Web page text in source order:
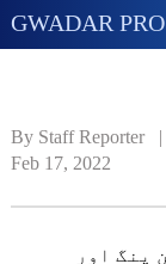
GWADAR PRO
By Staff Reporter   |
Feb 17, 2022